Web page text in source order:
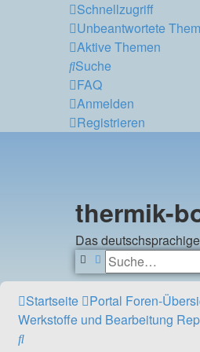
Schnellzugriff
Unbeantwortete
Aktive Themen
Suche
FAQ
Anmelden
Registrieren
thermik-
Das
SucheErweiterte Suche
Startseite Portal Foren-
Werkstoffe und Bearbeitung
Suche